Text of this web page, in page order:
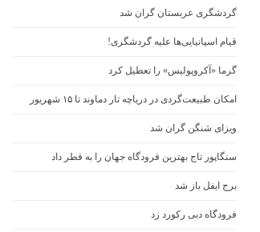
گردشگری عربستان گران شد
قیام اسپانیایی‌ها علیه گردشگری!
گرما «آکروپولیس» را تعطیل کرد
امکان طبیعت‌گردی در دریاچه تار دماوند تا ۱۵ شهریور
ویزای شنگن گران شد
سنگاپور تاج بهترین فرودگاه جهان را به قطر داد
برج ایفل باز شد
فرودگاه دبی رکورد زد